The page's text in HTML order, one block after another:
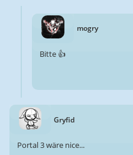
mogry
Bitte 👍
Gryfid
Portal 3 wäre nice...